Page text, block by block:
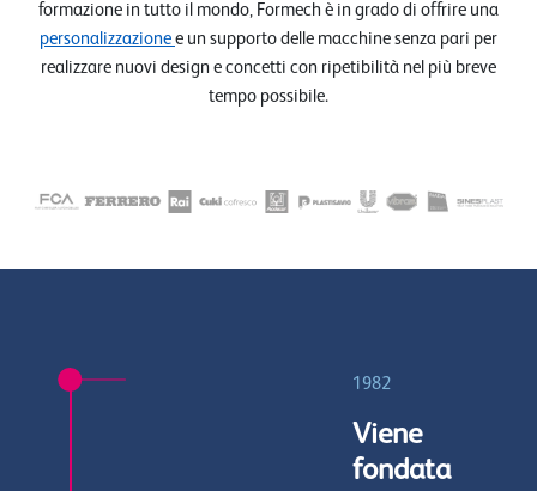
formazione in tutto il mondo, Formech è in grado di offrire una
personalizzazione e un supporto delle macchine senza pari per
realizzare nuovi design e concetti con ripetibilità nel più breve
tempo possibile.
1982
Viene
fondata